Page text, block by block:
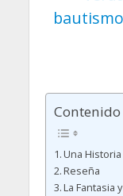
Contenido
Una
Reseña
La Fantasia